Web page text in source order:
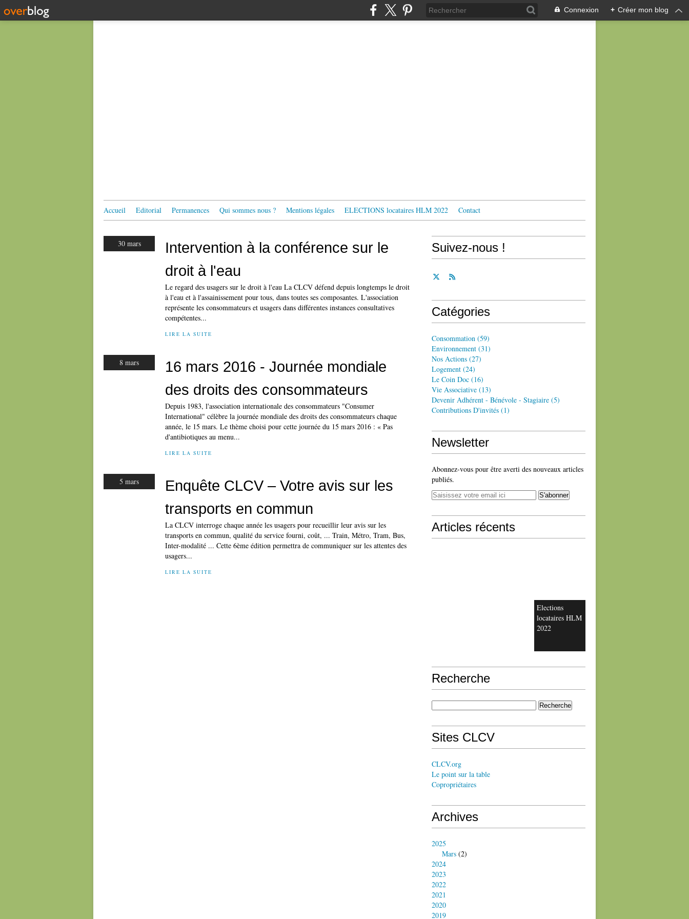
Connexion + Créer mon blog
Accueil Editorial Permanences Qui sommes nous ? Mentions légales ELECTIONS locataires HLM 2022 Contact
30 mars
Intervention à la conférence sur le
droit à l'eau
Le regard des usagers sur le droit à l'eau La CLCV défend depuis longtemps le droit
à l'eau et à l'assainissement pour tous, dans toutes ses composantes. L'association
représente les consommateurs et usagers dans différentes instances consultatives
compétentes...
LIRE LA SUITE
8 mars
16 mars 2016 - Journée mondiale
des droits des consommateurs
Depuis 1983, l'association internationale des consommateurs "Consumer
International" célèbre la journée mondiale des droits des consommateurs chaque
année, le 15 mars. Le thème choisi pour cette journée du 15 mars 2016 : « Pas
d'antibiotiques au menu...
LIRE LA SUITE
5 mars
Enquête CLCV – Votre avis sur les
transports en commun
La CLCV interroge chaque année les usagers pour recueillir leur avis sur les
transports en commun, qualité du service fourni, coût, ... Train, Métro, Tram, Bus,
Inter-modalité ... Cette 6ème édition permettra de communiquer sur les attentes des
usagers...
LIRE LA SUITE
Suivez-nous !
Catégories
Consommation (59)
Environnement (31)
Nos Actions (27)
Logement (24)
Le Coin Doc (16)
Vie Associative (13)
Devenir Adhérent - Bénévole - Stagiaire (5)
Contributions D'invités (1)
Newsletter
Abonnez-vous pour être averti des nouveaux articles
publiés.
Articles récents
Elections
locataires HLM
2022
Recherche
Sites CLCV
CLCV.org
Le point sur la table
Copropriétaires
Archives
2025
Mars (2)
2024
2023
2022
2021
2020
2019